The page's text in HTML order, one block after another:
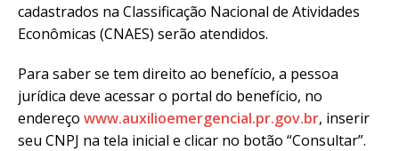
cadastrados na Classificação Nacional de Atividades
Econômicas (CNAES) serão atendidos.
Para saber se tem direito ao benefício, a pessoa
jurídica deve acessar o portal do benefício, no
endereço www.auxilioemergencial.pr.gov.br, inserir
seu CNPJ na tela inicial e clicar no botão “Consultar”.